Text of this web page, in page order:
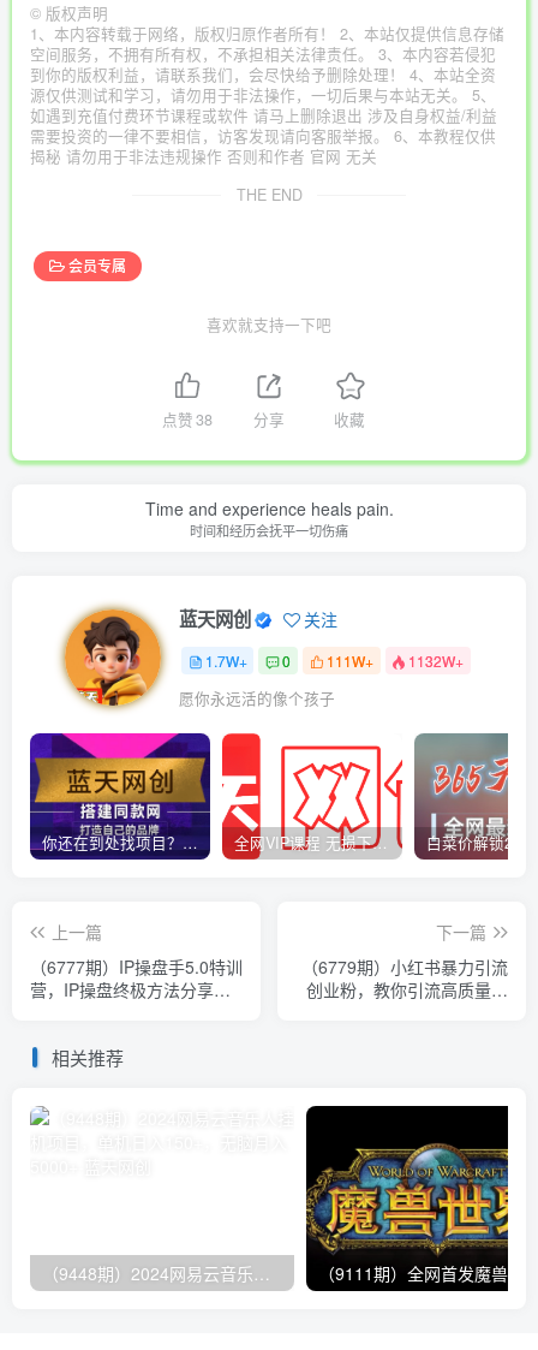
© 版权声明
1、本内容转载于网络，版权归原作者所有！ 2、本站仅提供信息存储
空间服务，不拥有所有权，不承担相关法律责任。 3、本内容若侵犯
到你的版权利益，请联系我们，会尽快给予删除处理！ 4、本站全资
源仅供测试和学习，请勿用于非法操作，一切后果与本站无关。 5、
如遇到充值付费环节课程或软件 请马上删除退出 涉及自身权益/利益
需要投资的一律不要相信，访客发现请向客服举报。 6、本教程仅供
揭秘 请勿用于非法违规操作 否则和作者 官网 无关
THE END
会员专属
喜欢就支持一下吧
点赞38 分享 收藏
Time and experience heals pain.
时间和经历会抚平一切伤痛
蓝天网创 关注
1.7W+ 0 111W+ 1132W+
愿你永远活的像个孩子
你还在到处找项目？还在当韭菜？我靠卖项目一个月收入5万+，曾经我也是个失败者。 全网VIP课程 无损下载~
上一篇
（6777期）IP操盘手5.0特训
营，IP操盘终极方法分享
下一篇
（6779期）小红书暴力引流
创业粉，教你引流高质量创
相关推荐